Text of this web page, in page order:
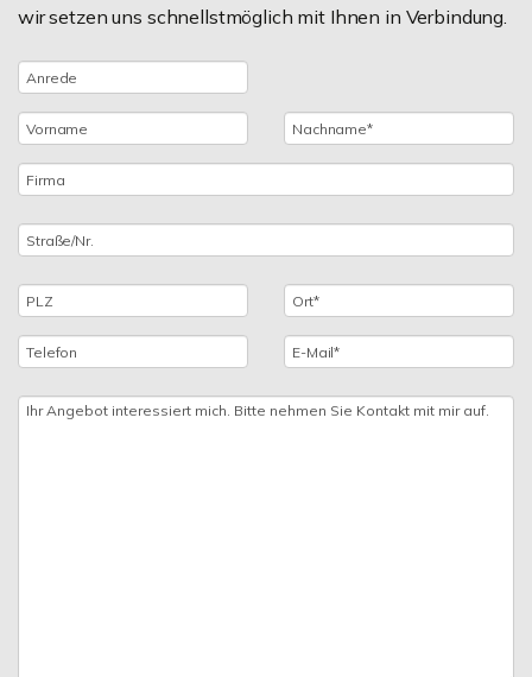
wir setzen uns schnellstmöglich mit Ihnen in Verbindung.